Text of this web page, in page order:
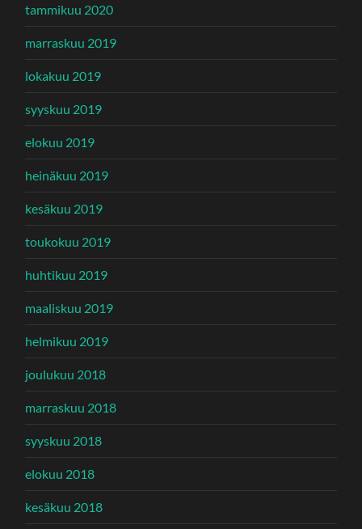
tammikuu 2020
marraskuu 2019
lokakuu 2019
syyskuu 2019
elokuu 2019
heinäkuu 2019
kesäkuu 2019
toukokuu 2019
huhtikuu 2019
maaliskuu 2019
helmikuu 2019
joulukuu 2018
marraskuu 2018
syyskuu 2018
elokuu 2018
kesäkuu 2018